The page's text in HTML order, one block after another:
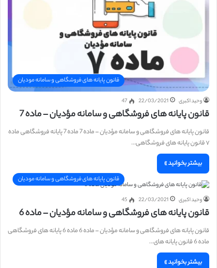
قانون پایانه های فروشگاهی و سامانه مودیان
وحید اکبری 22/03/2021
47
قانون پایانه های فروشگاهی و سامانه مؤدیان – ماده 7
قانون پایانه های فروشگاهی و سامانه مؤدیان – ماده 7 ماده 7 پایانه فروشگاهی ماده
۷ قانون پایانه های فروشگاهی…
بیشتر بخوانید »
قانون پایانه های فروشگاهی و سامانه مودیان
وحید اکبری 22/03/2021
45
قانون پایانه های فروشگاهی و سامانه مؤدیان – ماده 6
قانون پایانه های فروشگاهی و سامانه مؤدیان – ماده 6 ماده 6 پایانه های فروشگاهی
ماده 6 قانون پایانه های…
بیشتر بخوانید »